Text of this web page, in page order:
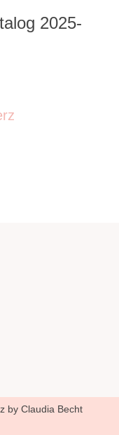
2025-
by Claudia Becht